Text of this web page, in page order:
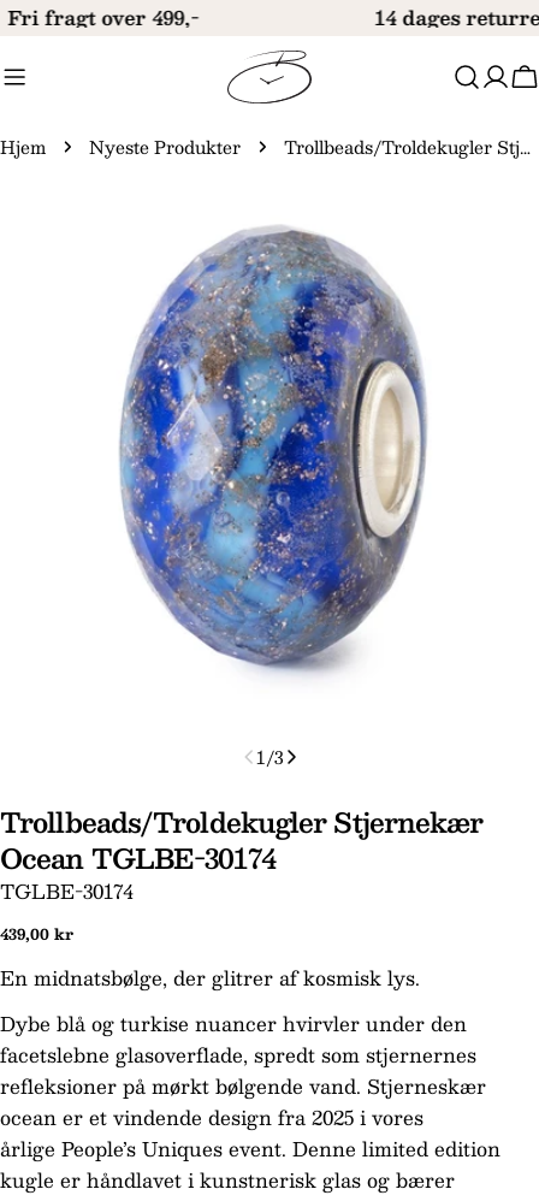
Gå
indhold
Fri fragt over 499,- 14 dages
Hjem Nyeste Produkter Trollbeads/Troldekugler Stjernekær Ocean TGLBE-30174
medie 0 i modal
1/3
Trollbeads/Troldekugler Stjernekær
Ocean TGLBE-30174
SKU:
TGLBE-30174
Normal
439,00 kr
En midnatsbølge, der glitrer af kosmisk lys.
Dybe blå og turkise nuancer hvirvler under den
facetslebne glasoverflade, spredt som stjernernes
refleksioner på mørkt bølgende vand. Stjerneskær
ocean er et vindende design fra 2025 i vores
årlige People’s Uniques event. Denne limited edition
kugle er håndlavet i kunstnerisk glas og bærer
Dit
navn
Din
email
Din
telefon
Din
besked